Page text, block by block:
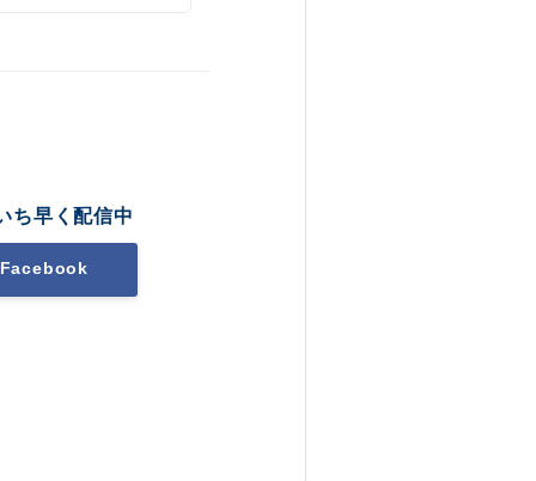
ち早く配信中
Facebook